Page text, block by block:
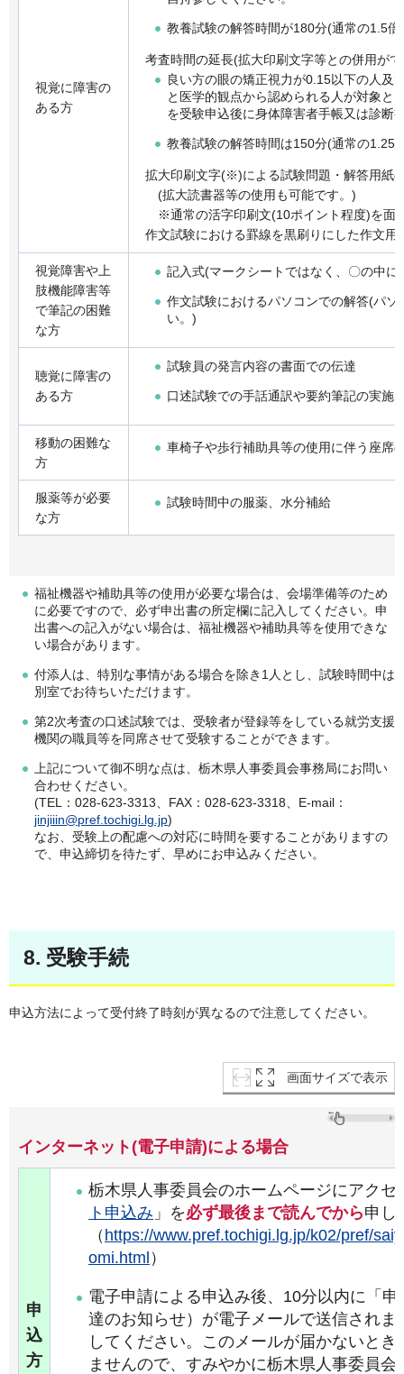
視覚に障害の
ある方
教養試験の解答時間が180分(通常の1.5
考査時間の延長(拡大印刷文字等との併用が
良い方の眼の矯正視力が0.15以下の人及
と医学的観点から認められる人が対象と
を受験申込後に身体障害者手帳又は診断
教養試験の解答時間は150分(通常の1.25
拡大印刷文字(※)による試験問題・解答用紙
(拡大読書器等の使用も可能です。)
※通常の活字印刷文(10ポイント程度)を面
作文試験における罫線を黒刷りにした作文
視覚障害や上
肢機能障害等
で筆記の困難
な方
記入式(マークシートではなく、〇の中
作文試験におけるパソコンでの解答(パ
い。)
聴覚に障害の
ある方
試験員の発言内容の書面での伝達
口述試験での手話通訳や要約筆記の実施
移動の困難な
方
車椅子や歩行補助具等の使用に伴う座席
服薬等が必要
な方
試験時間中の服薬、水分補給
福祉機器や補助具等の使用が必要な場合は、会場準備等のため
に必要ですので、必ず申出書の所定欄に記入してください。申
出書への記入がない場合は、福祉機器や補助具等を使用できな
い場合があります。
付添人は、特別な事情がある場合を除き1人とし、試験時間中は
別室でお待ちいただけます。
第2次考査の口述試験では、受験者が登録等をしている就労支援
機関の職員等を同席させて受験することができます。
上記について御不明な点は、栃木県人事委員会事務局にお問い
合わせください。
(TEL：028-623-3313、FAX：028-623-3318、E-mail：
jinjiiin@pref.tochigi.lg.jp)
なお、受験上の配慮への対応に時間を要することがありますの
で、申込締切を待たず、早めにお申込みください。
8. 受験手続
申込方法によって受付終了時刻が異なるので注意してください。
画面サイズで表示
インターネット(電子申請)による場合
申
込
方
栃木県人事委員会のホームページにアクセ
ト申込み 」を必ず最後まで読んでから申し
（ https://www.pref.tochigi.lg.jp/k02/pref/
omi.html ）
電子申請による申込み後、10分以内に「
達のお知らせ）が電子メールで送信されま
してください。このメールが届かないと
ませんので、すみやかに栃木県人事委員